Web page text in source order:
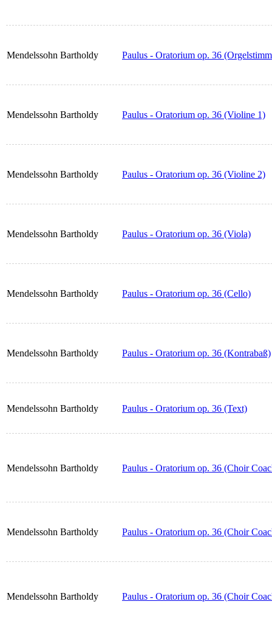
Mendelssohn Bartholdy Paulus - Oratorium op. 36
Mendelssohn Bartholdy Paulus - Oratorium op. 36 (Violine 1)
Mendelssohn Bartholdy Paulus - Oratorium op. 36 (Violine 2)
Mendelssohn Bartholdy Paulus - Oratorium op. 36 (Viola)
Mendelssohn Bartholdy Paulus - Oratorium op. 36 (Cello)
Mendelssohn Bartholdy Paulus - Oratorium op. 36 (Kontrabaß)
Mendelssohn Bartholdy Paulus - Oratorium op. 36 (Text)
Mendelssohn Bartholdy Paulus - Oratorium op. 36 (Choir
Mendelssohn Bartholdy Paulus - Oratorium op. 36 (Choir
Mendelssohn Bartholdy Paulus - Oratorium op. 36 (Choir